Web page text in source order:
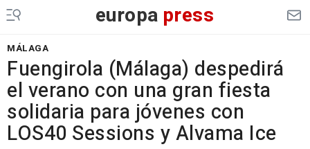
europa press
MÁLAGA
Fuengirola (Málaga) despedirá
el verano con una gran fiesta
solidaria para jóvenes con
LOS40 Sessions y Alvama Ice